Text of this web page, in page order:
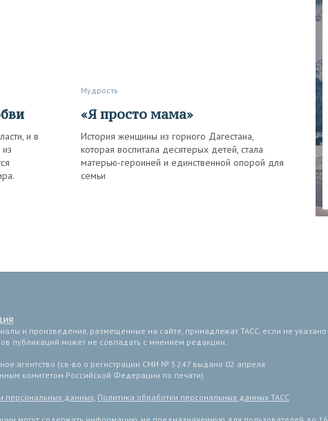
и в
Мудрость
«Я просто мама»
История женщины из горного Дагестана,
которая воспитала десятерых детей, стала
матерью-героиней и единственной опорой для
семьи
и произведения, размещенные на сайте, принадлежат ТАСС, если не указано
публикаций может не совпадать с мнением редакции.
агентство (св-во о регистрации СМИ № 3 247 выдано 02 апреля
комитетом Российской Федерации по печати).
персональных данных Политика обработки персональных данных ТАСС